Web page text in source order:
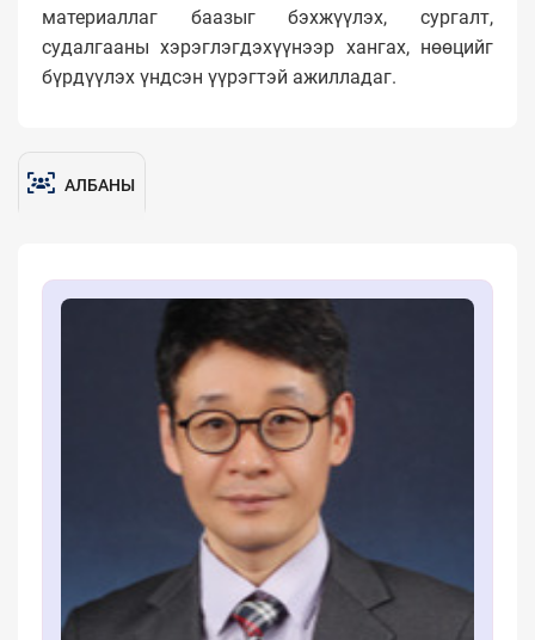
материаллаг баазыг бэхжүүлэх, сургалт,
судалгааны хэрэглэгдэхүүнээр хангах, нөөцийг
бүрдүүлэх үндсэн үүрэгтэй ажилладаг.
АЛБАНЫ